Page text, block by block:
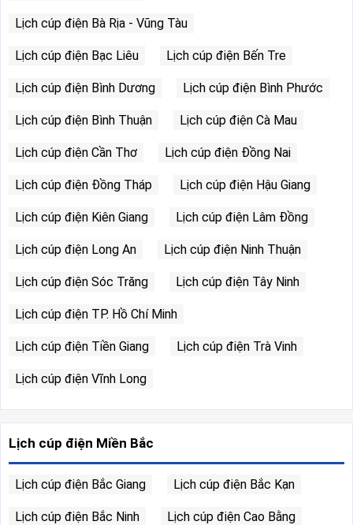
Lịch cúp điện Bà Rịa - Vũng Tàu
Lịch cúp điện Bạc Liêu Lịch cúp điện Bến Tre
Lịch cúp điện Bình Dương Lịch cúp điện Bình Phước
Lịch cúp điện Bình Thuận Lịch cúp điện Cà Mau
Lịch cúp điện Cần Thơ Lịch cúp điện Đồng Nai
Lịch cúp điện Đồng Tháp Lịch cúp điện Hậu Giang
Lịch cúp điện Kiên Giang Lịch cúp điện Lâm Đồng
Lịch cúp điện Long An Lịch cúp điện Ninh Thuận
Lịch cúp điện Sóc Trăng Lịch cúp điện Tây Ninh
Lịch cúp điện TP. Hồ Chí Minh
Lịch cúp điện Tiền Giang Lịch cúp điện Trà Vinh
Lịch cúp điện Vĩnh Long
Lịch cúp điện Miền Bắc
Lịch cúp điện Bắc Giang Lịch cúp điện Bắc Kạn
Lịch cúp điện Bắc Ninh Lịch cúp điện Cao Bằng